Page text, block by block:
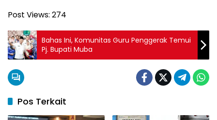
Post Views: 274
Bahas Ini, Komunitas Guru Penggerak Temui
Pj. Bupati Muba
Pos Terkait